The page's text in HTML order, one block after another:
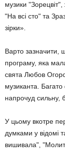
музики
"На всі сто" та
зірки».
Варто зазначити,
програму, яка
свята Любов
музи­канта.
напрочуд сильну,
У цьому вкотре
думками у відомі
вишивала",